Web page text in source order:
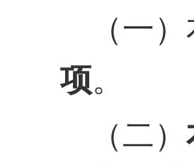
（一
项。
（二）